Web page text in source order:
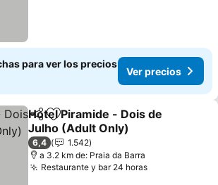
para ver los precios
Ver precios
CompartirAñadir a favoritos
Hotel Piramide - Dois de
Julho (Adult Only)
Ver precios
6,4
1.542
a 3.2 km de: Praia da Barra
Restaurante y bar 24 horasVer precios